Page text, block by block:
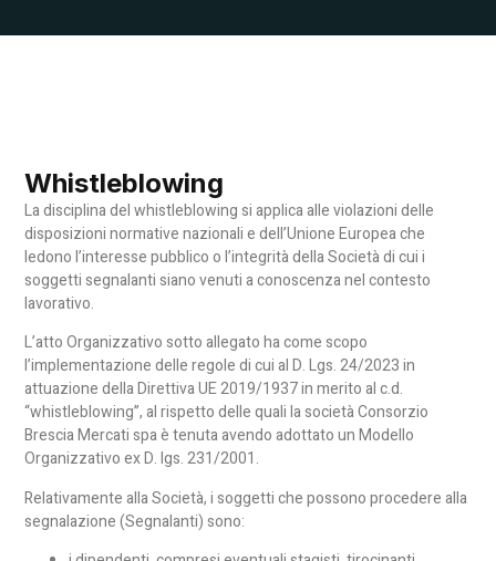
Whistleblowing
La disciplina del whistleblowing si applica alle violazioni delle
disposizioni normative nazionali e dell’Unione Europea che
ledono l’interesse pubblico o l’integrità della Società di cui i
soggetti segnalanti siano venuti a conoscenza nel contesto
lavorativo.
L’atto Organizzativo sotto allegato ha come scopo
l’implementazione delle regole di cui al D. Lgs. 24/2023 in
attuazione della Direttiva UE 2019/1937 in merito al c.d.
“whistleblowing”, al rispetto delle quali la società Consorzio
Brescia Mercati spa è tenuta avendo adottato un Modello
Organizzativo ex D. lgs. 231/2001.
Relativamente alla Società, i soggetti che possono procedere alla
segnalazione (Segnalanti) sono: